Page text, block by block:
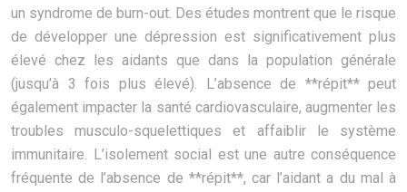
un syndrome de burn-out. Des études montrent que le risque
de développer une dépression est significativement plus
élevé chez les aidants que dans la population générale
(jusqu’à 3 fois plus élevé). L’absence de **répit** peut
également impacter la santé cardiovasculaire, augmenter les
troubles musculo-squelettiques et affaiblir le système
immunitaire. L’isolement social est une autre conséquence
fréquente de l’absence de **répit**, car l’aidant a du mal à